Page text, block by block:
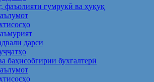
фаъолияти гумрукӣ ва ҳуқуқ
дарсӣ
баҳисобгирии бухгалтерӣ